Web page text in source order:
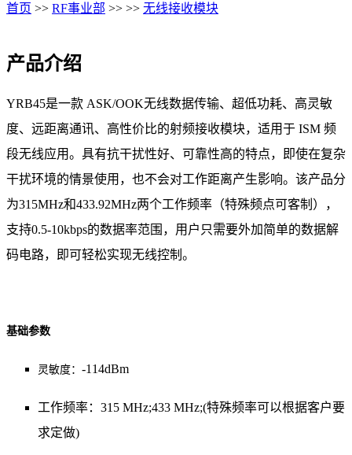
首页 >> RF事业部 >> >> 无线接收模块
产品介绍
YRB45是一款 ASK/OOK无线数据传输、超低功耗、高灵敏
度、远距离通讯、高性价比的射频接收模块，适用于 ISM 频
段无线应用。具有抗干扰性好、可靠性高的特点，即使在复杂
干扰环境的情景使用，也不会对工作距离产生影响。该产品分
为315MHz和433.92MHz两个工作频率（特殊频点可客制），
支持0.5-10kbps的数据率范围，用户只需要外加简单的数据解
码电路，即可轻松实现无线控制。
基础参数
灵敏度： -114dBm
工作频率：315 MHz;433 MHz;(特殊频率可以根据客户要
求定做)